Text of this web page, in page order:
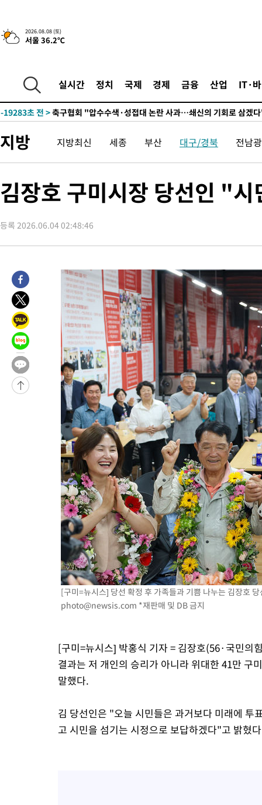
2026.08.08 (토)
서울 36.2℃
실시간 정치 국제 경제 금융 산업 IT·
-31418초 전 >백운산서 80년근 천종산삼 9뿌리 발견…감정가 1.3억원
-29128초 전 >선재도서 해루질 나섰다 실종 60대, 닷새 만에 숨진 채 발견
-26038초 전 >
여수 오동도 해상서 모터보트 전복…1명 사망·1명 실종
-22265초 전 >
주 날씨]
-19283초 전 >축구협회 "압수수색·성접대 논란 사과…쇄신의 기회로 삼겠
송"
-6421초 전 >
'최고 37도' 폭염 지속…강원동해안 최대 150㎜ 비
7분 전 >[속보]뉴욕증시 상승 마감…S&P 0.6% 나스닥 1.3%↑
-29128초 전 >선재도서 해루질 나섰다 실종 60대, 닷새 만에 숨진 채 발견
-26038초 전 >여수 오동도 해상서 모터보트 전복…1명 사망·1명 실종
-22265초 전 >극한폭염 한풀 꺾이지만…'낮 최고 35도' 무더위, 열대야 계속
-17800초 전 >
[속보]'압수수색·성접대 논란' 축구협회 "실망과 걱정 안겨드
-6421초 전 >
'최고 37도' 폭염 지속…강원동해안 최대 150㎜ 비
7분 전 > [속보]뉴욕증시 상승 마감…S&P 0.6% 나스닥 1.3%↑
지방 지방최신 세종 부산 대구/경북 전남
김장호 구미시장 당선인 "
등록 2026.06.04 02:48:46
[구미=뉴시스] 당선 확정 후 가족들과 기쁨 나누는 김장호
photo@newsis.com *재판매 및 DB 금지
[구미=뉴시스] 박홍식 기자 = 김장호(56·국민의
결과는 저 개인의 승리가 아니라 위대한 41만 구
말했다.
김 당선인은 "오늘 시민들은 과거보다 미래에 투
고 시민을 섬기는 시정으로 보답하겠다"고 밝혔